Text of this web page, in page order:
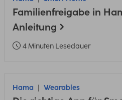
Familienfreigabe in
Anleitung
4 Minuten Lesedauer
Hama Wearables